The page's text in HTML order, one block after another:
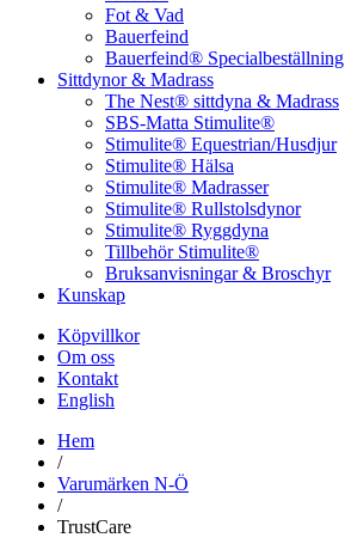
Fot & Vad
Bauerfeind
Bauerfeind® Specialbeställning
Sittdynor & Madrass
The Nest® sittdyna & Madrass
SBS-Matta Stimulite®
Stimulite® Equestrian/Husdjur
Stimulite® Hälsa
Stimulite® Madrasser
Stimulite® Rullstolsdynor
Stimulite® Ryggdyna
Tillbehör Stimulite®
Bruksanvisningar & Broschyr
Kunskap
Köpvillkor
Om oss
Kontakt
English
Hem
/
Varumärken N-Ö
/
TrustCare